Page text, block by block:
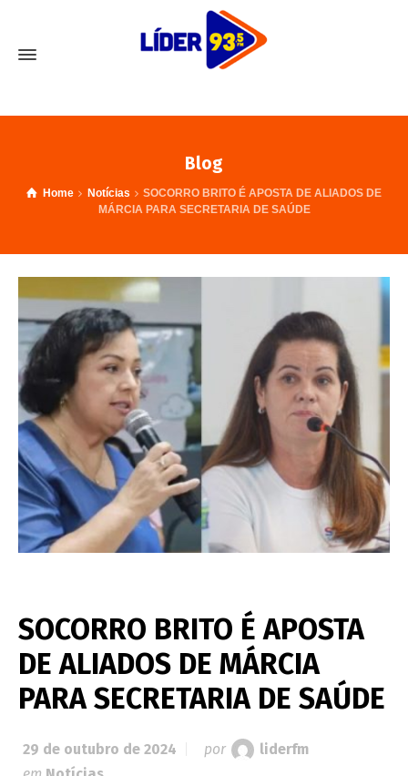
Blog
Home Notícias
SOCORRO BRITO É APOSTA DE ALIADOS DE
MÁRCIA PARA SECRETARIA DE SAÚDE
SOCORRO BRITO É APOSTA
DE ALIADOS DE MÁRCIA
PARA SECRETARIA DE SAÚDE
29 de outubro de 2024 por
liderfm